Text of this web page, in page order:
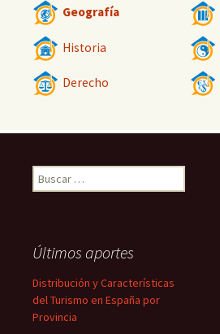
Geografía
Historia
Derecho
Buscar:
Últimos aportes
Distribución y Características
del Turismo en España por
Provincia